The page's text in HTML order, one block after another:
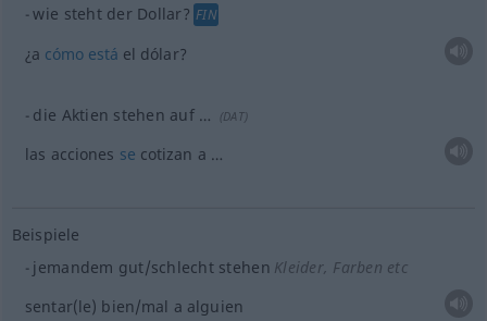
wie steht der Dollar? FIN
¿a cómo está el dólar?
die Aktien stehen auf … (DAT)
las acciones se cotizan a …
Beispiele
jemandem gut/schlecht stehen Kleider, Farben etc
sentar(le) bien/mal a alguien